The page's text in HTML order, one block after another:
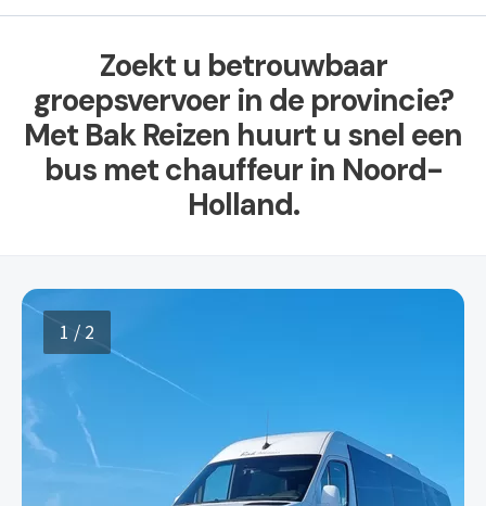
Zoekt u betrouwbaar
groepsvervoer in de provincie?
Met Bak Reizen huurt u snel een
bus met chauffeur in Noord-
Holland.
1 / 2